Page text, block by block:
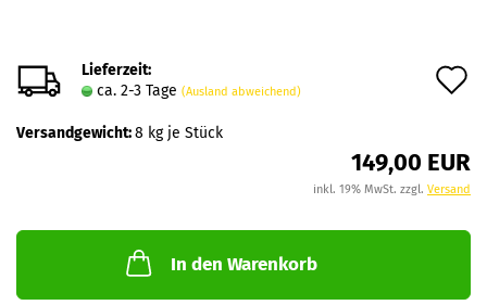
Lieferzeit:
ca. 2-3 Tage (Ausland abweichend)
Versandgewicht:8 kg je Stück
149,00 EUR
inkl. 19% MwSt. zzgl. Versand
In den Warenkorb